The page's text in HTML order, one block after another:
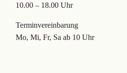
10.00 – 18.00 Uhr
Terminvereinbarung
Mo, Mi, Fr, Sa ab 10 Uhr